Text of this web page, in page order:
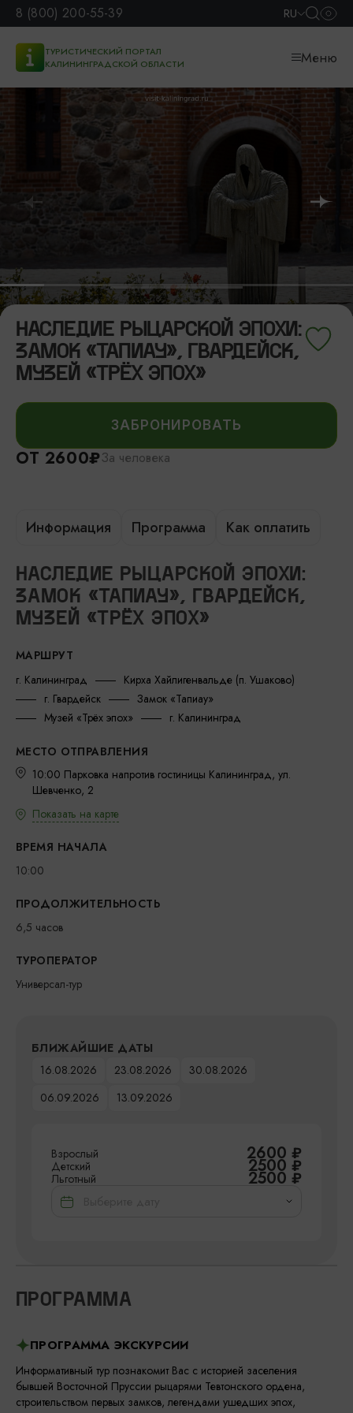
8 (800) 200-55-39 RU
ТУРИСТИЧЕСКИЙ ПОРТАЛ
КАЛИНИНГРАДСКОЙ ОБЛАСТИ
Меню
НАСЛЕДИЕ РЫЦАРСКОЙ ЭПОХИ:
ЗАМОК «ТАПИАУ», ГВАРДЕЙСК,
МУЗЕЙ «ТРЁХ ЭПОХ»
ЗАБРОНИРОВАТЬ
ОТ 2600₽За человека
Информация Программа Как оплатить
НАСЛЕДИЕ РЫЦАРСКОЙ ЭПОХИ:
ЗАМОК «ТАПИАУ», ГВАРДЕЙСК,
МУЗЕЙ «ТРЁХ ЭПОХ»
МАРШРУТ
г. Калининград
Кирха Хайлигенвальде (п. Ушаково)
г. Гвардейск
Замок «Тапиау»
Музей «Трёх эпох»
г. Калининград
МЕСТО ОТПРАВЛЕНИЯ
10:00 Парковка напротив гостиницы Калининград, ул.
Шевченко, 2
Показать на карте
ВРЕМЯ НАЧАЛА
10:00
ПРОДОЛЖИТЕЛЬНОСТЬ
6,5 часов
ТУРОПЕРАТОР
Универсал-тур
БЛИЖАЙШИЕ ДАТЫ
16.08.2026
23.08.2026
30.08.2026
06.09.2026
13.09.2026
Взрослый 2600 ₽
Детский 2500 ₽
Льготный 2500 ₽
ПРОГРАММА
ПРОГРАММА ЭКСКУРСИИ
Информативный тур познакомит Вас с историей заселения
бывшей Восточной Пруссии рыцарями Тевтонского ордена,
строительством первых замков, легендами ушедших эпох,